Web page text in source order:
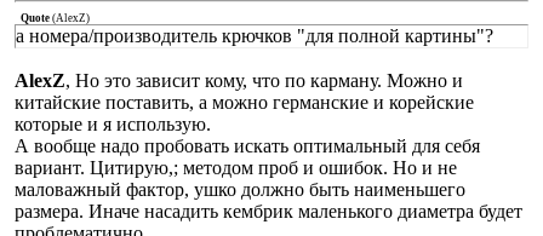
Quote (AlexZ)
а номера/производитель крючков "для полной картины"?
AlexZ, Но это зависит кому, что по карману. Можно и
китайские поставить, а можно германские и корейские
которые и я использую.
А вообще надо пробовать искать оптимальный для себя
вариант. Цитирую,; методом проб и ошибок. Но и не
маловажный фактор, ушко должно быть наименьшего
размера. Иначе насадить кембрик маленького диаметра будет